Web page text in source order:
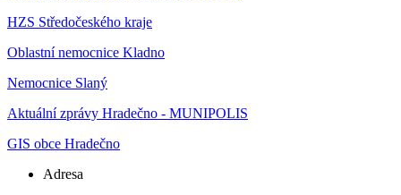
HZS Středočeského kraje
Oblastní nemocnice Kladno
Nemocnice Slaný
Aktuální zprávy Hradečno - MUNIPOLIS
GIS obce Hradečno
Adresa